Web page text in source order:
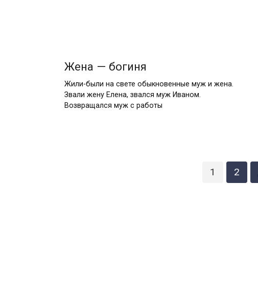
Жена — богиня
Жили-были на свете обыкновенные муж и жена.
Звали жену Елена, звался муж Иваном.
Возвращался муж с работы
1 2